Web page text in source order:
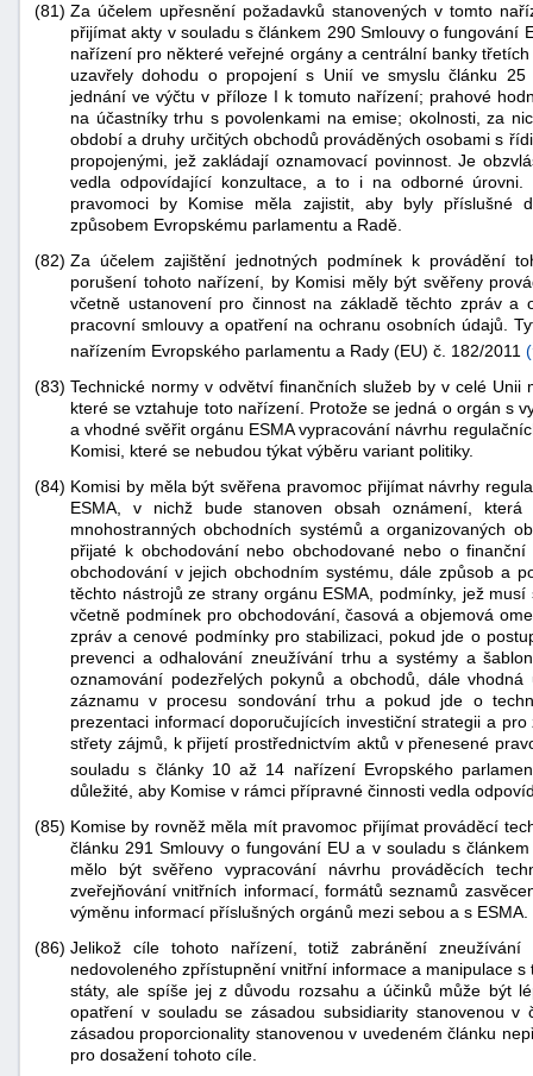
(81) Za účelem upřesnění požadavků stanovených v tomto
přijímat akty v souladu s článkem 290 Smlouvy o fungování
nařízení pro některé veřejné orgány a centrální banky
uzavřely dohodu o propojení s Unií ve smyslu článku 25
jednání ve výčtu v příloze I k tomuto nařízení; prahové
na účastníky trhu s povolenkami na emise; okolnosti, za
období a druhy určitých obchodů prováděných osobami s
propojenými, jež zakládají oznamovací povinnost. Je
vedla odpovídající konzultace, a to i na odborné
pravomoci by Komise měla zajistit, aby byly příslušné
způsobem Evropskému parlamentu a Radě.
(82) Za účelem zajištění jednotných podmínek k provádění
porušení tohoto nařízení, by Komisi měly být svěřeny
včetně ustanovení pro činnost na základě těchto zpráv
pracovní smlouvy a opatření na ochranu osobních údajů.
nařízením Evropského parlamentu a Rady (EU) č. 182/2011 (
(83) Technické normy v odvětví finančních služeb by v celé
které se vztahuje toto nařízení. Protože se jedná o orgán s
a vhodné svěřit orgánu ESMA vypracování návrhu
Komisi, které se nebudou týkat výběru variant politiky.
(84) Komisi by měla být svěřena pravomoc přijímat návrhy
ESMA, v nichž bude stanoven obsah oznámení, která
mnohostranných obchodních systémů a organizovaných
přijaté k obchodování nebo obchodované nebo o
obchodování v jejich obchodním systému, dále způsob a
těchto nástrojů ze strany orgánu ESMA, podmínky, jež
včetně podmínek pro obchodování, časová a objemová
zpráv a cenové podmínky pro stabilizaci, pokud jde o
prevenci a odhalování zneužívání trhu a systémy a
oznamování podezřelých pokynů a obchodů, dále
záznamu v procesu sondování trhu a pokud jde o
prezentaci informací doporučujících investiční strategii a
střety zájmů, k přijetí prostřednictvím aktů v přenesené
souladu s články 10 až 14 nařízení Evropského
důležité, aby Komise v rámci přípravné činnosti vedla
(85) Komise by rovněž měla mít pravomoc přijímat prováděcí
článku 291 Smlouvy o fungování EU a v souladu s
mělo být svěřeno vypracování návrhu prováděcích
zveřejňování vnitřních informací, formátů seznamů
výměnu informací příslušných orgánů mezi sebou a s ESMA.
(86) Jelikož cíle tohoto nařízení, totiž zabránění
nedovoleného zpřístupnění vnitřní informace a manipulace
státy, ale spíše jej z důvodu rozsahu a účinků může být
opatření v souladu se zásadou subsidiarity stanovenou
zásadou proporcionality stanovenou v uvedeném článku
pro dosažení tohoto cíle.